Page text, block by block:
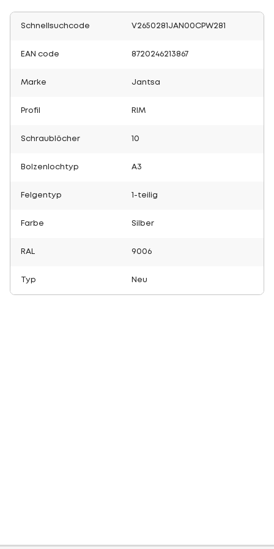
Schnellsuchcode V2650281JAN00CPW281
EAN code 8720246213867
Marke Jantsa
Profil RIM
Schraublöcher 10
Bolzenlochtyp A3
Felgentyp 1-teilig
Farbe Silber
RAL 9006
Typ Neu